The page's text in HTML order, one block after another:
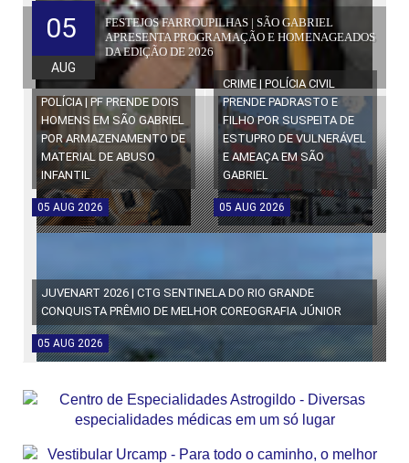
FESTEJOS FARROUPILHAS | SÃO GABRIEL
APRESENTA PROGRAMAÇÃO E HOMENAGEADOS
DA EDIÇÃO DE 2026
05
AUG
POLÍCIA | PF PRENDE DOIS
HOMENS EM SÃO GABRIEL
POR ARMAZENAMENTO DE
MATERIAL DE ABUSO
INFANTIL
05 AUG 2026
CRIME | POLÍCIA CIVIL
PRENDE PADRASTO E
FILHO POR SUSPEITA DE
ESTUPRO DE VULNERÁVEL
E AMEAÇA EM SÃO
GABRIEL
05 AUG 2026
JUVENART 2026 | CTG SENTINELA DO RIO GRANDE
CONQUISTA PRÊMIO DE MELHOR COREOGRAFIA JÚNIOR
05 AUG 2026